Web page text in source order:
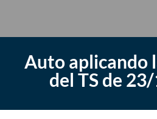
Auto aplicando
del TS de